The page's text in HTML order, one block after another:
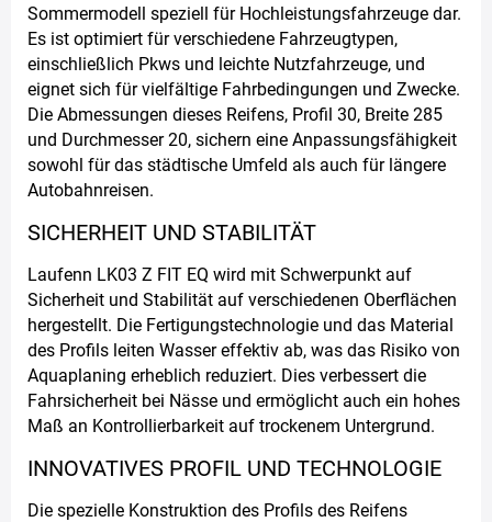
Sommermodell speziell für Hochleistungsfahrzeuge dar.
Es ist optimiert für verschiedene Fahrzeugtypen,
einschließlich Pkws und leichte Nutzfahrzeuge, und
eignet sich für vielfältige Fahrbedingungen und Zwecke.
Die Abmessungen dieses Reifens, Profil 30, Breite 285
und Durchmesser 20, sichern eine Anpassungsfähigkeit
sowohl für das städtische Umfeld als auch für längere
Autobahnreisen.
SICHERHEIT UND STABILITÄT
Laufenn LK03 Z FIT EQ wird mit Schwerpunkt auf
Sicherheit und Stabilität auf verschiedenen Oberflächen
hergestellt. Die Fertigungstechnologie und das Material
des Profils leiten Wasser effektiv ab, was das Risiko von
Aquaplaning erheblich reduziert. Dies verbessert die
Fahrsicherheit bei Nässe und ermöglicht auch ein hohes
Maß an Kontrollierbarkeit auf trockenem Untergrund.
INNOVATIVES PROFIL UND TECHNOLOGIE
Die spezielle Konstruktion des Profils des Reifens